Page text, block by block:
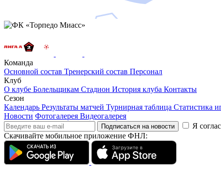
Команда
Основной состав Тренерский состав Персонал
Клуб
О клубе Болельщикам Стадион История клуба Контакты
Сезон
Календарь Результаты матчей Турнирная таблица Статистика
Новости Фотогалерея Видеогалерея
Подписаться на новости Я
Скачивайте мобильное приложение ФНЛ: